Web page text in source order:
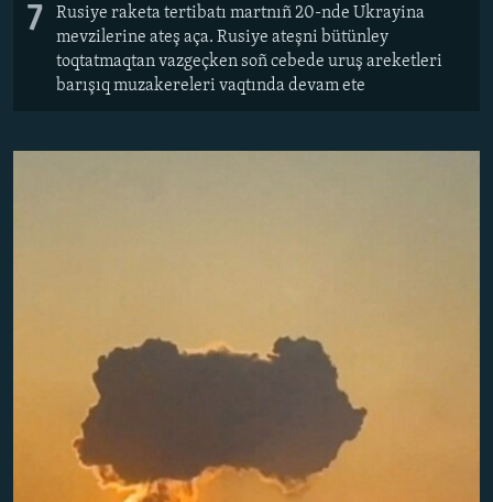
7
Rusiye raketa tertibatı martnıñ 20-nde Ukrayina
mevzilerine ateş aça. Rusiye ateşni bütünley
toqtatmaqtan vazgeçken soñ cebede uruş areketleri
barışıq muzakereleri vaqtında devam ete